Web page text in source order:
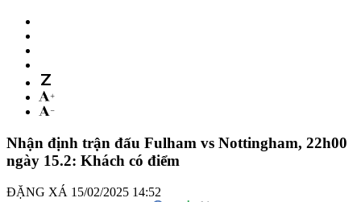
Nhận định trận đấu Fulham vs Nottingham, 22h00
ngày 15.2: Khách có điểm
ĐẶNG XÁ 15/02/2025 14:52